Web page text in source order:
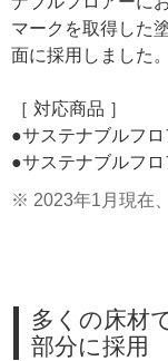
マークを取得した
面に採用しました。
［ 対応商品 ］
●サステナブルフ
●サステナブルフ
※ 2023年1月現在
多くの床材
部分に採用